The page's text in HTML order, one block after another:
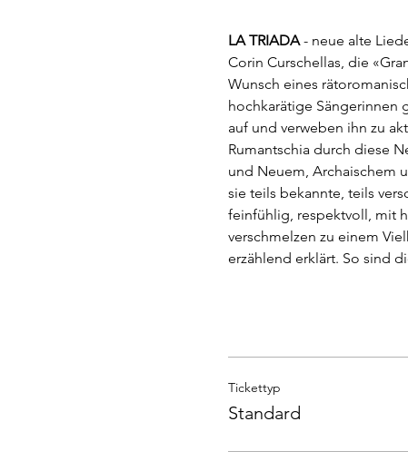
LA TRIADA - neue alte
Corin Curschellas, die
Wunsch eines
hochkarätige Sängerinnen
auf und verweben ihn zu
Rumantschia durch diese
und Neuem, Archaischem
sie teils bekannte, teils
feinfühlig, respektvoll, mit
verschmelzen zu einem
erzählend erklärt. So sind
Tickettyp
Standard